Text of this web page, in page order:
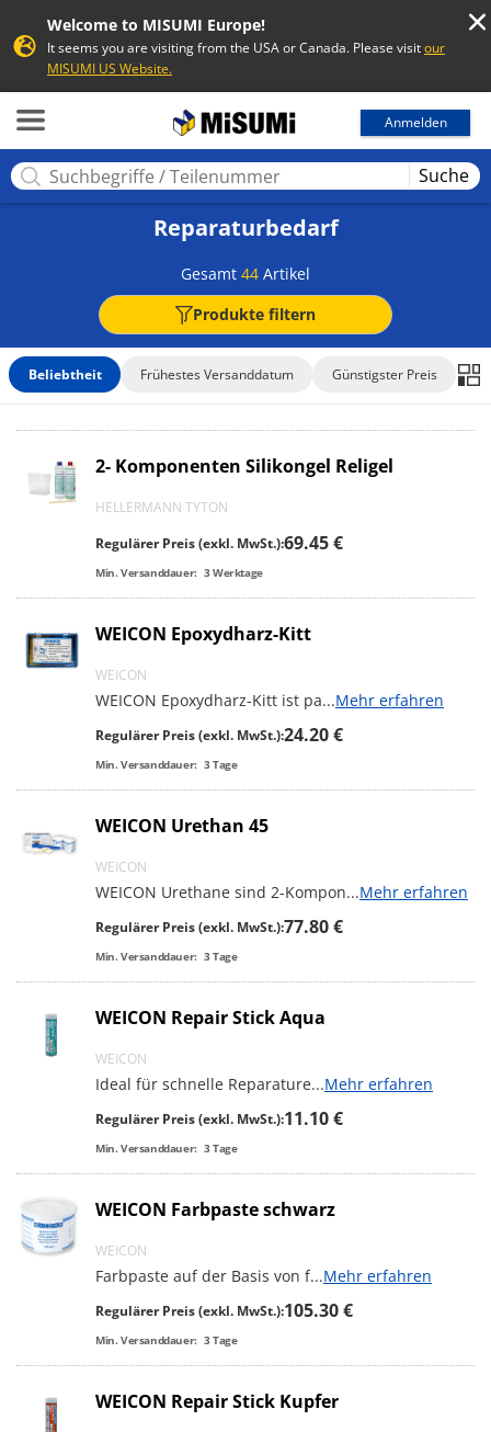
Welcome to MISUMI Europe!
It seems you are visiting from the USA or Canada. Please visitour
MISUMI US Website.
Anmelden
Suche
Reparaturbedarf
Gesamt 44 Artikel
Produkte filtern
Beliebtheit Frühestes Versanddatum Günstigster Preis
2- Komponenten Silikongel Religel
HELLERMANN TYTON
Regulärer Preis (exkl. MwSt.):69.45 €
Min. Versanddauer: 3Werktage
WEICON Epoxydharz-Kitt
WEICON
WEICON Epoxydharz-Kitt ist pa...Mehr erfahren
Regulärer Preis (exkl. MwSt.):24.20 €
Min. Versanddauer: 3Tage
WEICON Urethan 45
WEICON
WEICON Urethane sind 2-Kompon...Mehr erfahren
Regulärer Preis (exkl. MwSt.):77.80 €
Min. Versanddauer: 3Tage
WEICON Repair Stick Aqua
WEICON
Ideal für schnelle Reparature...Mehr erfahren
Regulärer Preis (exkl. MwSt.):11.10 €
Min. Versanddauer: 3Tage
WEICON Farbpaste schwarz
WEICON
Farbpaste auf der Basis von f...Mehr erfahren
Regulärer Preis (exkl. MwSt.):105.30 €
Min. Versanddauer: 3Tage
WEICON Repair Stick Kupfer